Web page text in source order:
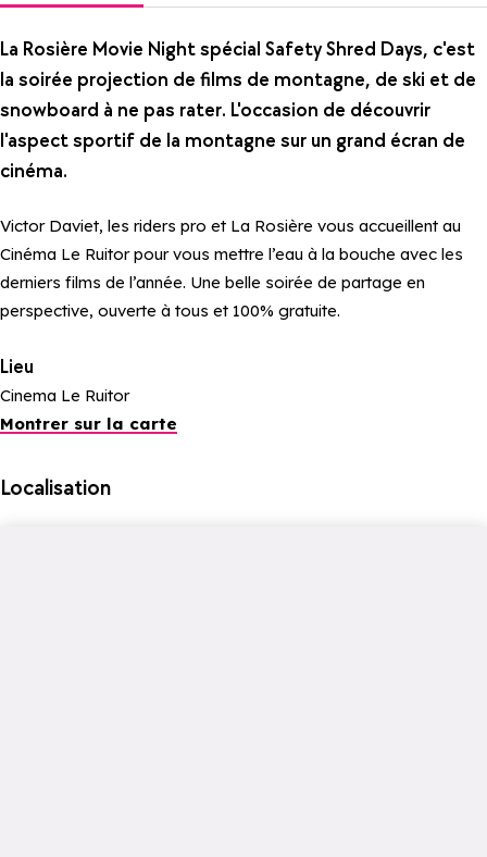
La Rosière Movie Night spécial Safety Shred Days, c'est
la soirée projection de films de montagne, de ski et de
snowboard à ne pas rater. L'occasion de découvrir
l'aspect sportif de la montagne sur un grand écran de
cinéma.
Victor Daviet, les riders pro et La Rosière vous accueillent au
Cinéma Le Ruitor pour vous mettre l’eau à la bouche avec les
derniers films de l’année. Une belle soirée de partage en
perspective, ouverte à tous et 100% gratuite.
Lieu
Cinema Le Ruitor
Montrer sur la carte
Localisation